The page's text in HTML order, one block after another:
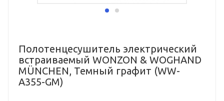
Полотенцесушитель электрический
встраиваемый WONZON & WOGHAND
MÜNCHEN, Темный графит (WW-
A355-GM)